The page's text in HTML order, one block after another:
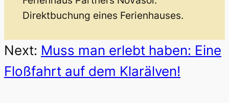
Direktbuchung eines Ferienhauses.
Next: Muss man erlebt haben: Eine
Floßfahrt auf dem Klarälven!